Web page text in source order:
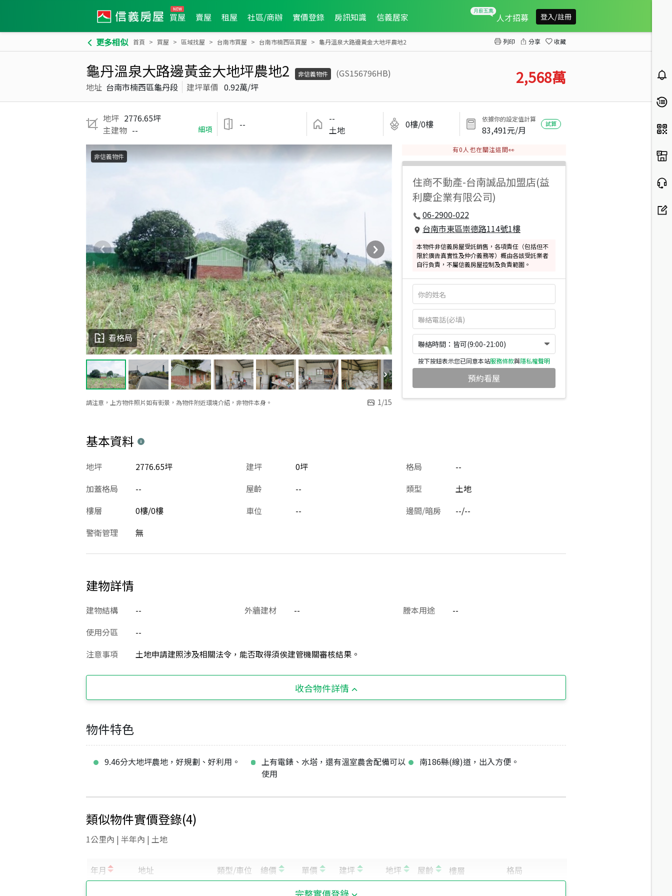
買屋 賣屋 租屋 社區/商辦 實價登錄 房訊知識 信義居家 人才招募 登入/註冊
更多相似 首頁 買屋 區域找屋 台南市買屋 台南市楠西區買屋 龜丹溫泉大路邊黃金大地坪農地2 列印 分享 收藏
龜丹溫泉大路邊黃金大地坪農地2 非信義物件
(GS156796HB)
地址 台南市楠西區龜丹段 建坪單價 0.92萬/坪 2,568萬
地坪 2776.65坪
主建物 -- 細項 --
--
土地
0樓/0樓 依據你的設定值計算
83,491元/月
試算
請注意，上方物件照片如有街景，為物件附近環境介紹，非物件本身。 1/15
看格局
非信義物件
有0 人也在關注這間👀
住商不動產-台南誠品加盟店(益
利慶企業有限公司)
06-2900-022
台南市東區崇德路114號1樓
本物件非信義房屋受託銷售，各項責任（包括但不
限於廣告真實性及仲介義務等）概由各該受託業者
自行負責，不屬信義房屋控制及負責範圍。
聯絡時間：皆可(9:00-21:00)
按下按鈕表示您已同意本站服務條款與隱私權聲明
預約看屋
基本資料
建坪 0坪
地坪 2776.65坪 格局
--
加蓋格局
-- 屋齡 -- 類型
土地
樓層
0樓/0樓 車位 -- 邊間/暗房
--/--
警衛管理
無
建物詳情
建物結構 -- 外牆建材 -- 謄本用途
--
使用分區
--
注意事項
土地申請建照涉及相關法令，能否取得須俟建管機關審核結果。
收合物件詳情
物件特色
9.46分大地坪農地，好規劃、好利用。
上有電錶、水塔，還有溫室農舍配備可以
使用
南186縣(線)道，出入方便。
類似物件實價登錄(4)
1公里內 | 半年內 | 土地